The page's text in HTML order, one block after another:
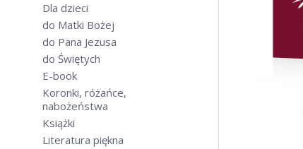
Dla dzieci
do Matki Bożej
do Pana Jezusa
do Świętych
E-book
Koronki, różańce,
nabożeństwa
Książki
Literatura piękna